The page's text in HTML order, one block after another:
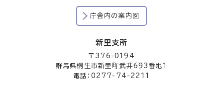
庁舎内の案内図
新里支所
〒376-0194
群馬県桐生市新里町武井693番地1
電話：0277-74-2211